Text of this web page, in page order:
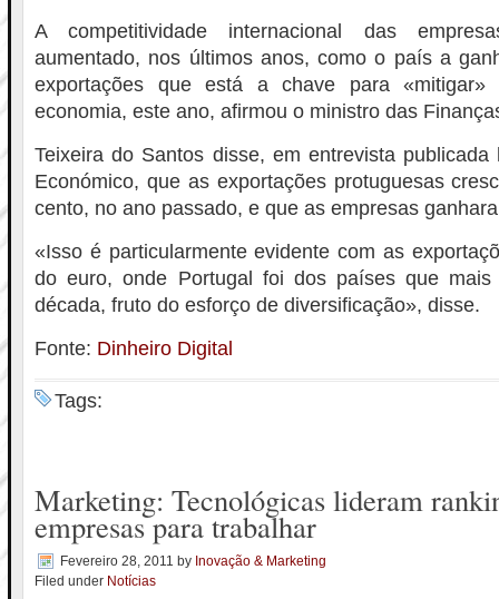
A competitividade internacional das
aumentado, nos últimos anos, como o país a
exportações que está a chave para «mitigar»
economia, este ano, afirmou o ministro das
Teixeira do Santos disse, em entrevista
Económico, que as exportações protuguesas
cento, no ano passado, e que as empresas
«Isso é particularmente evidente com as
do euro, onde Portugal foi dos países que mais
década, fruto do esforço de diversificação», disse.
Fonte: Dinheiro Digital
Tags:
Marketing: Tecnológicas lideram
empresas para trabalhar
Fevereiro 28, 2011 by Inovação & Marketing
Filed under Notícias